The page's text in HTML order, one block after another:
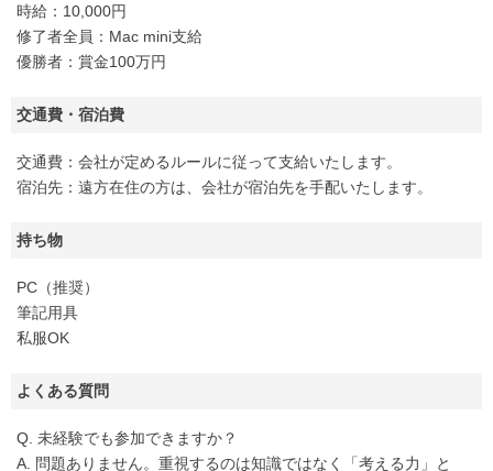
時給：10,000円
修了者全員：Mac mini支給
優勝者：賞金100万円
交通費・宿泊費
交通費：会社が定めるルールに従って支給いたします。
宿泊先：遠方在住の方は、会社が宿泊先を手配いたします。
持ち物
PC（推奨）
筆記用具
私服OK
よくある質問
Q. 未経験でも参加できますか？
A. 問題ありません。重視するのは知識ではなく「考える力」と